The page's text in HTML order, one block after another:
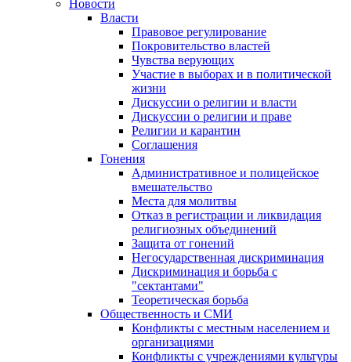
Новости
Власти
Правовое регулирование
Покровительство властей
Чувства верующих
Участие в выборах и в политической
жизни
Дискуссии о религии и власти
Дискуссии о религии и праве
Религии и карантин
Соглашения
Гонения
Административное и полицейское
вмешательство
Места для молитвы
Отказ в регистрации и ликвидация
религиозных объединений
Защита от гонений
Негосударственная дискриминация
Дискриминация и борьба с
"сектантами"
Теоретическая борьба
Общественность и СМИ
Конфликты с местным населением и
организациями
Конфликты с учреждениями культуры